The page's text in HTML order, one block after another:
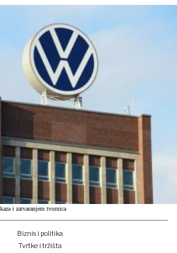
i zatvaranjem tvornica
Biznis i politika
Tvrtke i tržišta